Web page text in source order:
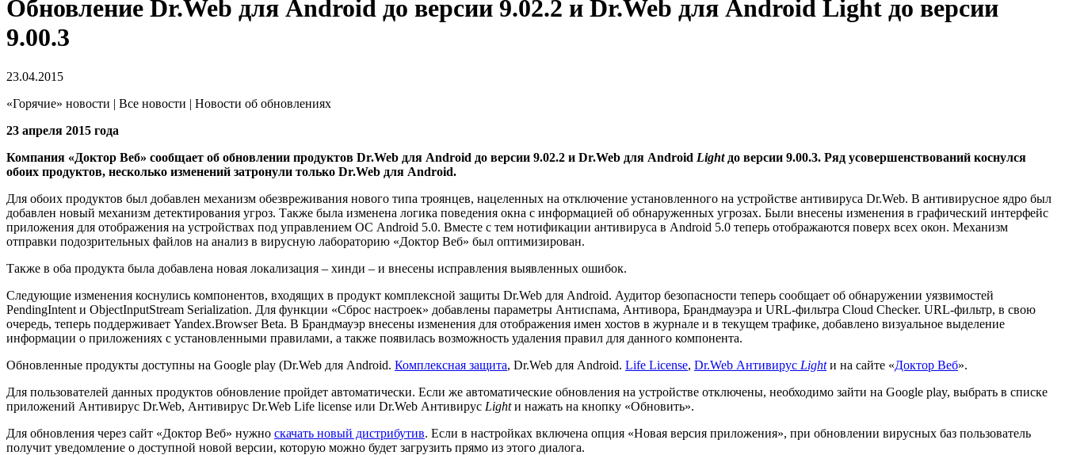
Обновление Dr.Web для Android до версии 9.02.2 и Dr.Web для Android Light до версии
9.00.3
23.04.2015
«Горячие» новости | Все новости | Новости об обновлениях
23 апреля 2015 года
Компания «Доктор Веб» сообщает об обновлении продуктов Dr.Web для Android до версии 9.02.2 и Dr.Web для Android Lightдо версии 9.00.3. Ряд усовершенствований коснулся
обоих продуктов, несколько изменений затронули только Dr.Web для Android.
Для обоих продуктов был добавлен механизм обезвреживания нового типа троянцев, нацеленных на отключение установленного на устройстве антивируса Dr.Web. В антивирусное ядро был
добавлен новый механизм детектирования угроз. Также была изменена логика поведения окна с информацией об обнаруженных угрозах. Были внесены изменения в графический интерфейс
приложения для отображения на устройствах под управлением ОС Android 5.0. Вместе с тем нотификации антивируса в Android 5.0 теперь отображаются поверх всех окон. Механизм
отправки подозрительных файлов на анализ в вирусную лабораторию «Доктор Веб» был оптимизирован.
Также в оба продукта была добавлена новая локализация – хинди – и внесены исправления выявленных ошибок.
Следующие изменения коснулись компонентов, входящих в продукт комплексной защиты Dr.Web для Android. Аудитор безопасности теперь сообщает об обнаружении уязвимостей
PendingIntent и ObjectInputStream Serialization. Для функции «Сброс настроек» добавлены параметры Антиспама, Антивора, Брандмауэра и URL-фильтра Cloud Checker. URL-фильтр, в свою
очередь, теперь поддерживает Yandex.Browser Beta. В Брандмауэр внесены изменения для отображения имен хостов в журнале и в текущем трафике, добавлено визуальное выделение
информации о приложениях с установленными правилами, а также появилась возможность удаления правил для данного компонента.
Обновленные продукты доступны на Google play (Dr.Web для Android. Комплексная защита, Dr.Web для Android. Life License, Dr.Web Антивирус Lightи на сайте «Доктор Веб».
Для пользователей данных продуктов обновление пройдет автоматически. Если же автоматические обновления на устройстве отключены, необходимо зайти на Google play, выбрать в списке
приложений Антивирус Dr.Web, Антивирус Dr.Web Life license или Dr.Web Антивирус Lightи нажать на кнопку «Обновить».
Для обновления через сайт «Доктор Веб» нужно скачать новый дистрибутив. Если в настройках включена опция «Новая версия приложения», при обновлении вирусных баз пользователь
получит уведомление о доступной новой версии, которую можно будет загрузить прямо из этого диалога.